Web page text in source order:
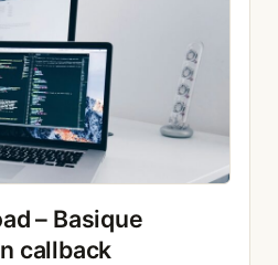
– Basique
callback